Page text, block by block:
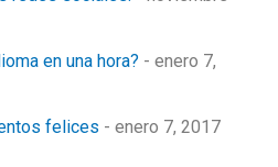
en una hora? - enero 7,
felices - enero 7, 2017